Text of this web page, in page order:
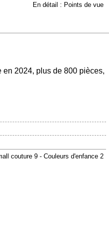
En détail : Points de vue
en 2024, plus de 800 pièces,
couture 9 - Couleurs d'enfance 2